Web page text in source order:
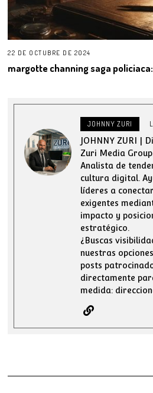
22 DE OCTUBRE DE 2024
margotte channing saga policiaca:
JOHNNY ZURI
JOHNNY ZURI |
Zuri Media Group.
Analista de
cultura digital.
líderes a
exigentes
impacto y
estratégico.
¿Buscas
nuestras
posts
directamente
medida: